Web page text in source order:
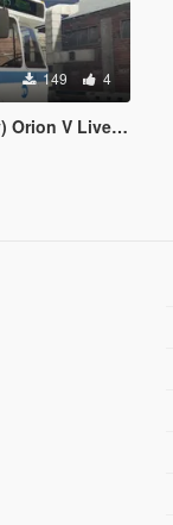
149 4
V Livery Pack